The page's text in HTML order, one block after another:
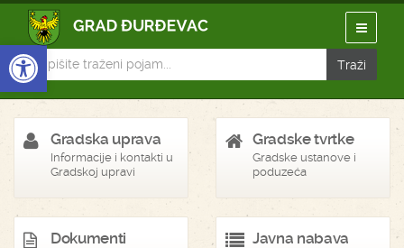
Open toolbar
Gradska uprava
Informacije i kontakti u
Gradskoj upravi
Gradske tvrtke
Gradske ustanove i
poduzeća
Dokumenti Javna nabava